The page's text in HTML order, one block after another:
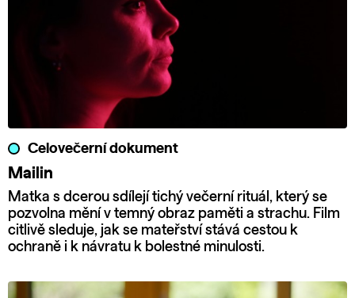
Celovečerní dokument
Mailin
Matka s dcerou sdílejí tichý večerní rituál, který se
pozvolna mění v temný obraz paměti a strachu. Film
citlivě sleduje, jak se mateřství stává cestou k
ochraně i k návratu k bolestné minulosti.